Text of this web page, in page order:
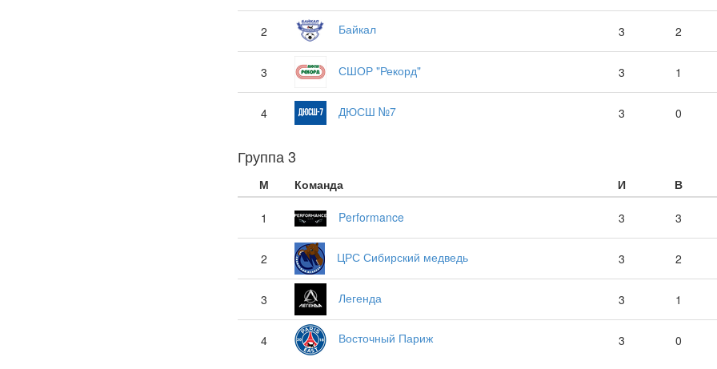
2 Байкал 3 2
3 СШОР "Рекорд" 3 1
4 ДЮСШ №7 3 0
Группа 3
М Команда И В
1 Performance 3 3
2 ЦРС Сибирский медведь 3 2
3 Легенда 3 1
4 Восточный Париж 3 0